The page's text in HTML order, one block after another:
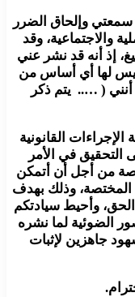
وإلحاق الضرر
والاجتماعية، وقد
إذ أنه قد نشر عني
ليس لها أي أساس من
( ….. يتم ذكر
القانونية
في الأمر
من أجل أن أتمكن
وذلك بهدف
وأحيط سيادتكم
الضوئية لما نشره
جاهزين لإثبات